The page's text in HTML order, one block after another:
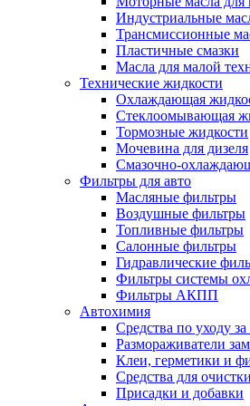
Индустриальные
Трансмиссионные
Пластичные смазки
Масла для малой
Технические жидкости
Охлаждающая
Стеклоомывающая
Тормозные жидкости
Мочевина для дизеля
Смазочно-
Фильтры для авто
Масляные фильтры
Воздушные фильтры
Топливные фильтры
Салонные фильтры
Гидравлические
Фильтры системы
Фильтры АКПП
Автохимия
Средства по уходу
Размораживатели
Клеи, герметики и
Средства для
Присадки и добавки